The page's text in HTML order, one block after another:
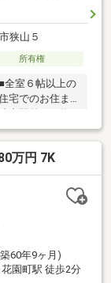
狭山５
所有権
全室６帖以上の
宅でのお住ま
山駅前まで約
い物に便利な
万円 7K
60年9ヶ月)
園町駅 徒歩2分